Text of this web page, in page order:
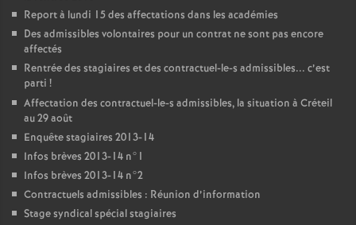
Report à lundi 15 des affectations dans les académies
Des admissibles volontaires pour un contrat ne sont pas encore
affectés
Rentrée des stagiaires et des contractuel-le-s admissibles... c’est
parti !
Affectation des contractuel-le-s admissibles, la situation à Créteil
au 29 août
Enquête stagiaires 2013-14
Infos brèves 2013-14 n°1
Infos brèves 2013-14 n°2
Contractuels admissibles : Réunion d’information
Stage syndical spécial stagiaires